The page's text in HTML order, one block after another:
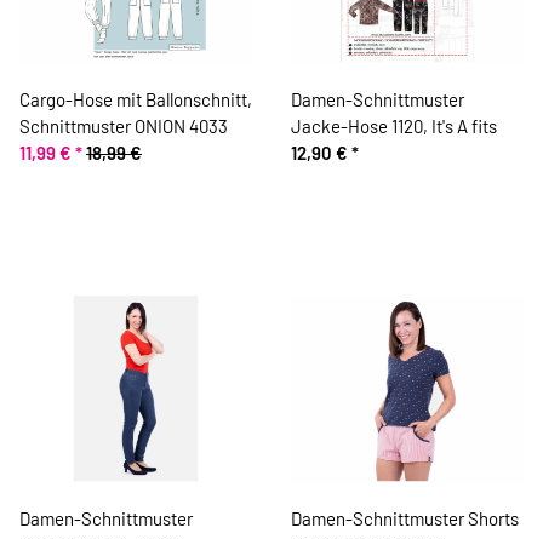
Cargo-Hose mit Ballonschnitt,
Schnittmuster ONION 4033
11,99 € *18,99 €
Damen-Schnittmuster
Jacke-Hose 1120, It's A fits
12,90 € *
Damen-Schnittmuster
Damen-Schnittmuster Shorts